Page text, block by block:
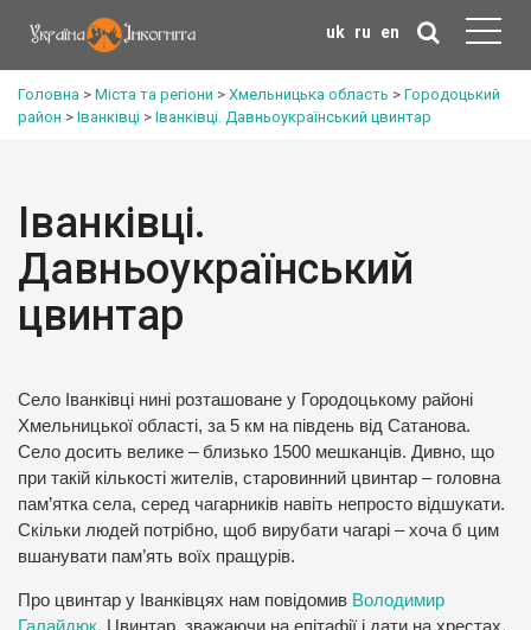
uk ru en
Головна > Міста та регіони > Хмельницька область > Городоцький
район > Іванківці > Іванківці. Давньоукраїнський цвинтар
Іванківці.
Давньоукраїнський
цвинтар
Село Іванківці нині розташоване у Городоцькому районі
Хмельницької області, за 5 км на південь від Сатанова.
Село досить велике – близько 1500 мешканців. Дивно, що
при такій кількості жителів, старовинний цвинтар – головна
пам’ятка села, серед чагарників навіть непросто відшукати.
Скільки людей потрібно, щоб вирубати чагарі – хоча б цим
вшанувати пам’ять воїх пращурів.
Про цвинтар у Іванківцях нам повідомив Володимир
Галайдюк. Цвинтар, зважаючи на епітафії і дати на хрестах,